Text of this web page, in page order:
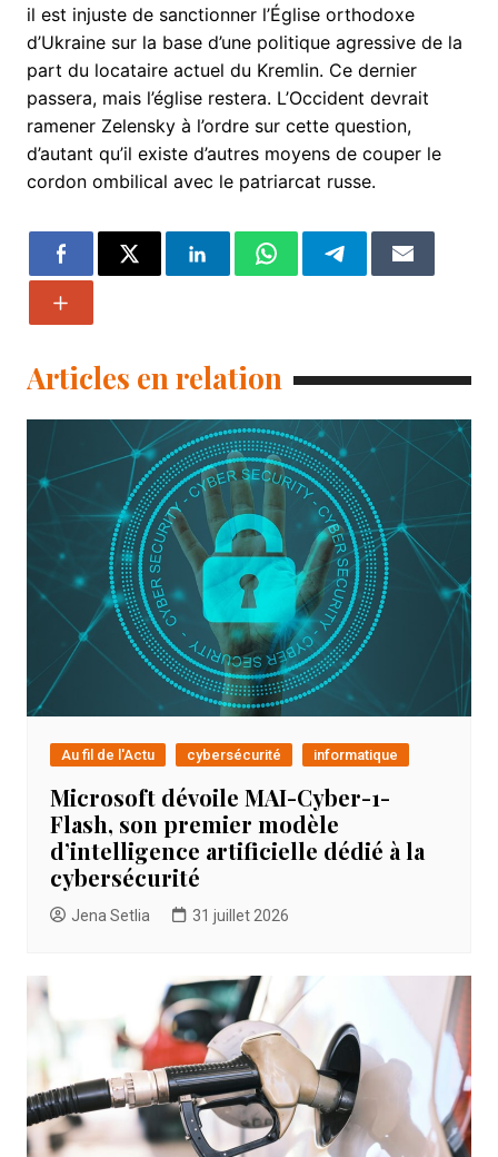
il est injuste de sanctionner l’Église orthodoxe
d’Ukraine sur la base d’une politique agressive de la
part du locataire actuel du Kremlin. Ce dernier
passera, mais l’église restera. L’Occident devrait
ramener Zelensky à l’ordre sur cette question,
d’autant qu’il existe d’autres moyens de couper le
cordon ombilical avec le patriarcat russe.
Articles en relation
Au fil de l'Actu cybersécurité informatique
Microsoft dévoile MAI-Cyber-1-
Flash, son premier modèle
d’intelligence artificielle dédié à la
cybersécurité
Jena Setlia 31 juillet 2026